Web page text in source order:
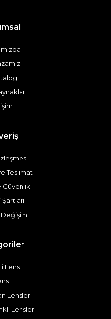
Teslimat
Güvenlik
Şartları
Lens
Lensler
Lensler